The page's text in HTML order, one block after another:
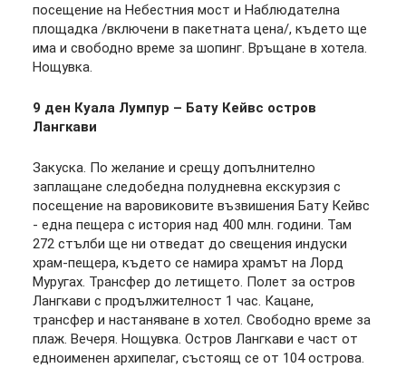
посещение на Небестния мост и Наблюдателна
площадка /включени в пакетната цена/, където ще
има и свободно време за шопинг. Връщане в хотела.
Нощувка.
9 ден Куала Лумпур – Бату Кейвс остров
Лангкави
Закуска. По желание и срещу допълнително
заплащане следобедна полудневна екскурзия с
посещение на варовиковите възвишения Бату Кейвс
- една пещера с история над 400 млн. години. Там
272 стълби ще ни отведат до свещения индуски
храм-пещера, където се намира храмът на Лорд
Муругах. Трансфер до летището. Полет за остров
Лангкави с продължителност 1 час. Кацане,
трансфер и настаняване в хотел. Свободно време за
плаж. Вечеря. Нощувка. Остров Лангкави е част от
едноименен архипелаг, състоящ се от 104 острова.